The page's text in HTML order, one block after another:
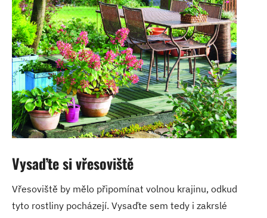
Vysaďte si vřesoviště
Vřesoviště by mělo připomínat volnou krajinu, odkud
tyto rostliny pocházejí. Vysaďte sem tedy i zakrslé